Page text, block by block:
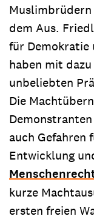
dem Aus.
für Demokratie
haben mit
unbeliebten
Die
auch Gefahren
Entwicklung
kurze
ersten freien